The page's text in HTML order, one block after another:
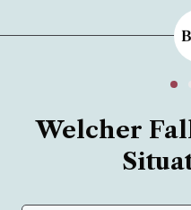
Welcher